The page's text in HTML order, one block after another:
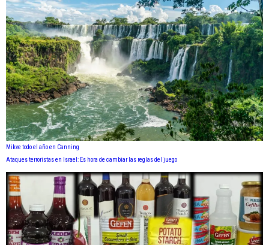
Mikve todo el año en Canning
Ataques terroristas en Israel: Es hora de cambiar las reglas del juego